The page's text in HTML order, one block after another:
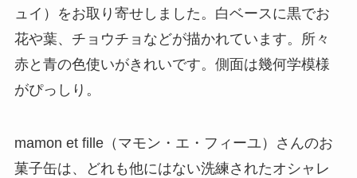
ュイ）をお取り寄せしました。白ベースに黒でお
花や葉、チョウチョなどが描かれています。所々
赤と青の色使いがきれいです。側面は幾何学模様
がぴっしり。
mamon et fille（マモン・エ・フィーユ）さんのお
菓子缶は、どれも他にはない洗練されたオシャレ